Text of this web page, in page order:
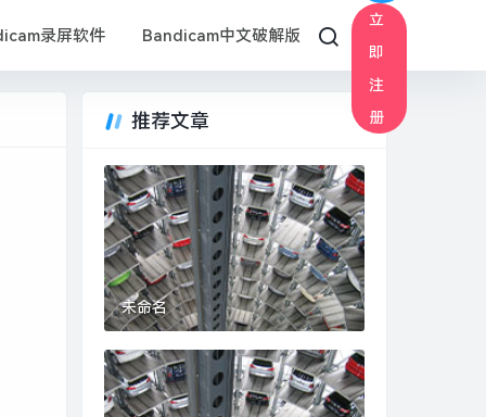
录屏软件 Bandicam中文破解版
立
即
注
册
推荐文章
未命名